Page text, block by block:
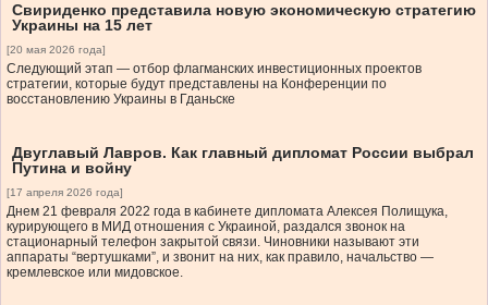
Свириденко представила новую экономическую стратегию
Украины на 15 лет
[20 мая 2026 года]
Следующий этап — отбор флагманских инвестиционных проектов
стратегии, которые будут представлены на Конференции по
восстановлению Украины в Гданьске
Двуглавый Лавров. Как главный дипломат России выбрал
Путина и войну
[17 апреля 2026 года]
Днем 21 февраля 2022 года в кабинете дипломата Алексея Полищука,
курирующего в МИД отношения с Украиной, раздался звонок на
стационарный телефон закрытой связи. Чиновники называют эти
аппараты “вертушками”, и звонит на них, как правило, начальство —
кремлевское или мидовское.